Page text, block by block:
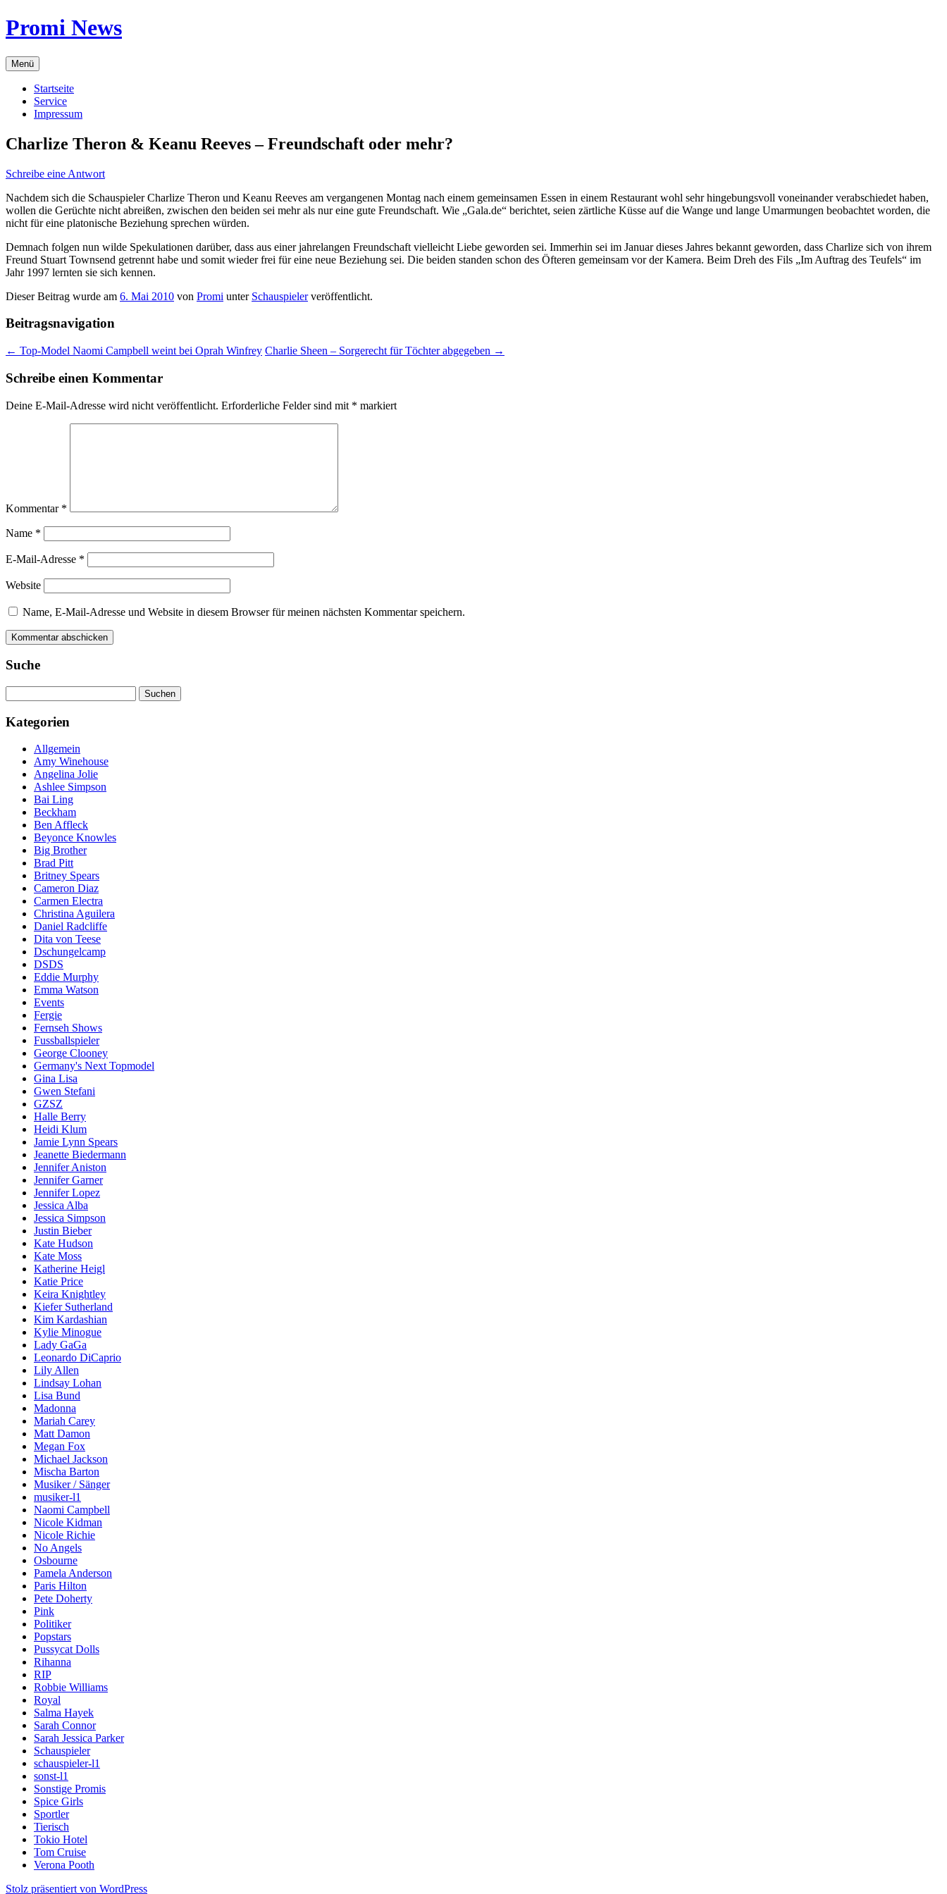
Zum
Inhalt
Promi News
Menü
Startseite
Service
Impressum
Charlize Theron & Keanu Reeves – Freundschaft oder mehr?
Schreibe eine Antwort
Nachdem sich die Schauspieler Charlize Theron und Keanu Reeves am vergangenen Montag nach einem gemeinsamen Essen in einem Restaurant wohl sehr hingebungsvoll voneinander verabschiedet haben,
wollen die Gerüchte nicht abreißen, zwischen den beiden sei mehr als nur eine gute Freundschaft. Wie „Gala.de“ berichtet, seien zärtliche Küsse auf die Wange und lange Umarmungen beobachtet worden, die
nicht für eine platonische Beziehung sprechen würden.
Demnach folgen nun wilde Spekulationen darüber, dass aus einer jahrelangen Freundschaft vielleicht Liebe geworden sei. Immerhin sei im Januar dieses Jahres bekannt geworden, dass Charlize sich von ihrem
Freund Stuart Townsend getrennt habe und somit wieder frei für eine neue Beziehung sei. Die beiden standen schon des Öfteren gemeinsam vor der Kamera. Beim Dreh des Fils „Im Auftrag des Teufels“ im
Jahr 1997 lernten sie sich kennen.
Dieser Beitrag wurde am 6. Mai 2010 von Promi unter Schauspielerveröffentlicht.
Beitragsnavigation
← Top-Model Naomi Campbell weint bei Oprah Winfrey Charlie Sheen – Sorgerecht für Töchter abgegeben →
Schreibe einen Kommentar
Deine E-Mail-Adresse wird nicht veröffentlicht. Erforderliche Felder sind mit * markiert
Kommentar *
Name *
E-Mail-Adresse *
Website
Name, E-Mail-Adresse und Website in diesem Browser für meinen nächsten Kommentar speichern.
Suche
nach:
Kategorien
Allgemein
Amy Winehouse
Angelina Jolie
Ashlee Simpson
Bai Ling
Beckham
Ben Affleck
Beyonce Knowles
Big Brother
Brad Pitt
Britney Spears
Cameron Diaz
Carmen Electra
Christina Aguilera
Daniel Radcliffe
Dita von Teese
Dschungelcamp
DSDS
Eddie Murphy
Emma Watson
Events
Fergie
Fernseh Shows
Fussballspieler
George Clooney
Germany's Next Topmodel
Gina Lisa
Gwen Stefani
GZSZ
Halle Berry
Heidi Klum
Jamie Lynn Spears
Jeanette Biedermann
Jennifer Aniston
Jennifer Garner
Jennifer Lopez
Jessica Alba
Jessica Simpson
Justin Bieber
Kate Hudson
Kate Moss
Katherine Heigl
Katie Price
Keira Knightley
Kiefer Sutherland
Kim Kardashian
Kylie Minogue
Lady GaGa
Leonardo DiCaprio
Lily Allen
Lindsay Lohan
Lisa Bund
Madonna
Mariah Carey
Matt Damon
Megan Fox
Michael Jackson
Mischa Barton
Musiker / Sänger
musiker-l1
Naomi Campbell
Nicole Kidman
Nicole Richie
No Angels
Osbourne
Pamela Anderson
Paris Hilton
Pete Doherty
Pink
Politiker
Popstars
Pussycat Dolls
Rihanna
RIP
Robbie Williams
Royal
Salma Hayek
Sarah Connor
Sarah Jessica Parker
Schauspieler
schauspieler-l1
sonst-l1
Sonstige Promis
Spice Girls
Sportler
Tierisch
Tokio Hotel
Tom Cruise
Verona Pooth
Stolz präsentiert von WordPress